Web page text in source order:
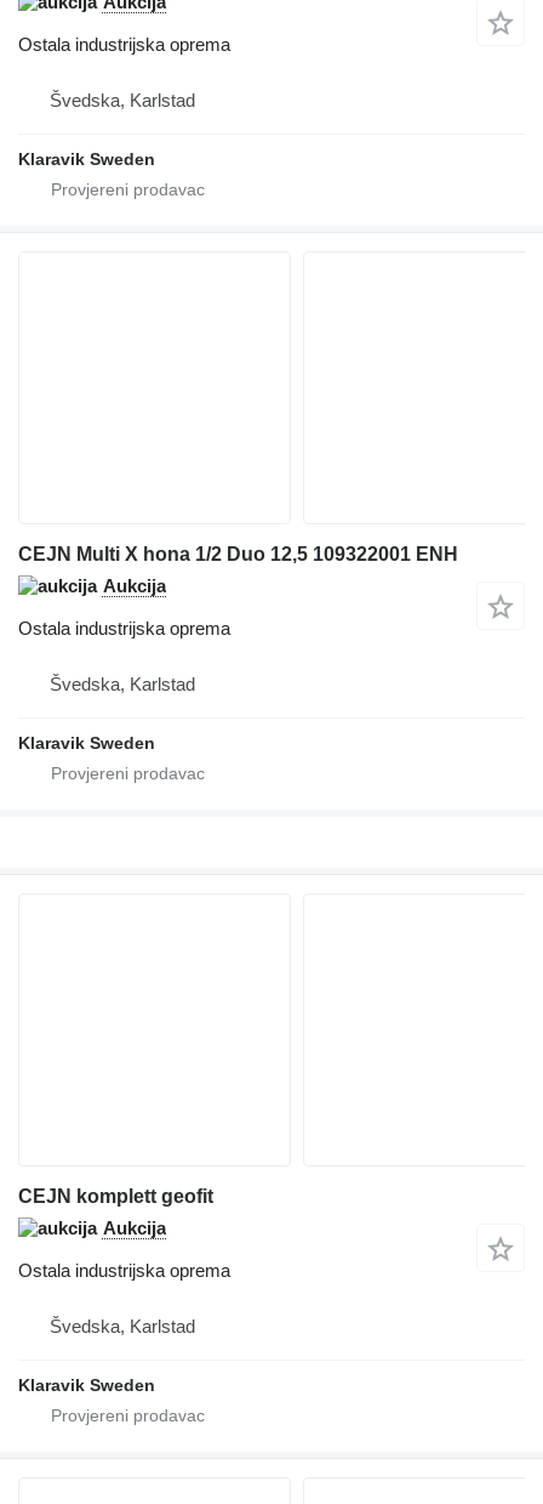
Ostala industrijska oprema
Švedska, Karlstad
Klaravik Sweden
CEJN Multi X hona 1/2 Duo 12,5 109322001 ENH
Aukcija
Ostala industrijska oprema
Švedska, Karlstad
Klaravik Sweden
CEJN komplett geofit
Aukcija
Ostala industrijska oprema
Švedska, Karlstad
Klaravik Sweden